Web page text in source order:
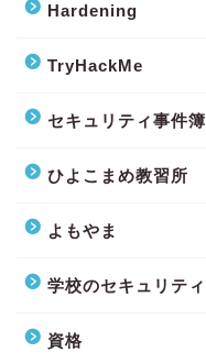
Hardening
TryHackMe
セキュリティ事件簿
ひよこまめ教習所
よもやま
学校のセキュリティ
資格